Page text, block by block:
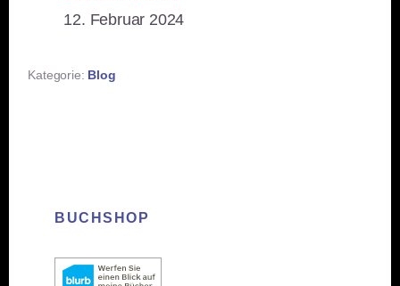
Datum
12. Februar 2024
Kategorie: Blog
BUCHSHOP